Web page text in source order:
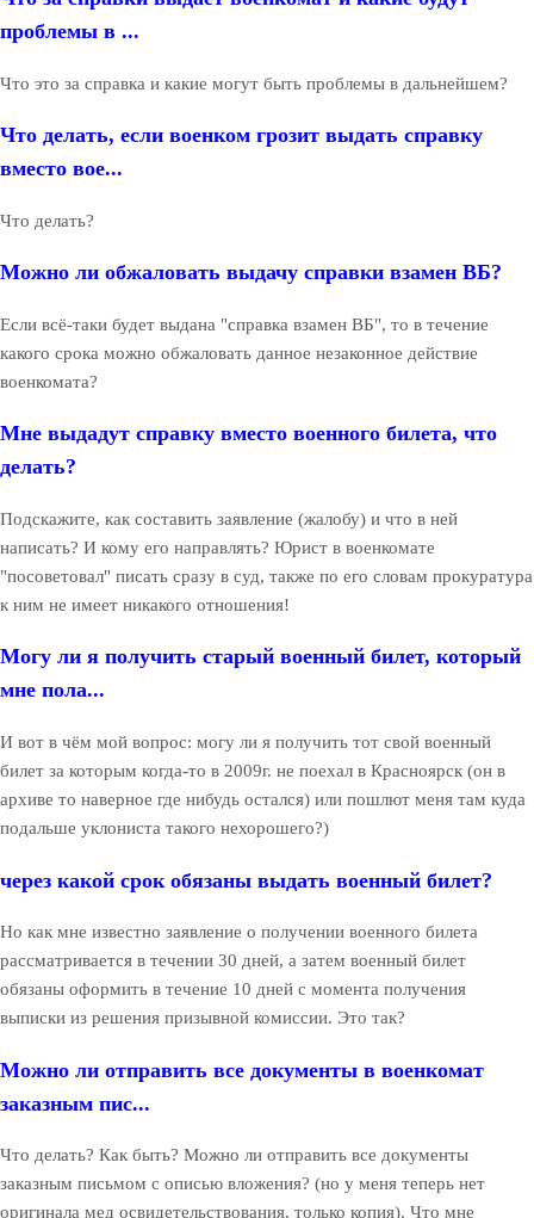
проблемы в ...
Что это за справка и какие могут быть проблемы в дальнейшем?
Что делать, если военком грозит выдать справку
вместо вое...
Что делать?
Можно ли обжаловать выдачу справки взамен ВБ?
Если всё-таки будет выдана "справка взамен ВБ", то в течение
какого срока можно обжаловать данное незаконное действие
военкомата?
Мне выдадут справку вместо военного билета, что
делать?
Подскажите, как составить заявление (жалобу) и что в ней
написать? И кому его направлять? Юрист в военкомате
"посоветовал" писать сразу в суд, также по его словам прокуратура
к ним не имеет никакого отношения!
Могу ли я получить старый военный билет, который
мне пола...
И вот в чём мой вопрос: могу ли я получить тот свой военный
билет за которым когда-то в 2009г. не поехал в Красноярск (он в
архиве то наверное где нибудь остался) или пошлют меня там куда
подальше уклониста такого нехорошего?)
через какой срок обязаны выдать военный билет?
Но как мне известно заявление о получении военного билета
рассматривается в течении 30 дней, а затем военный билет
обязаны оформить в течение 10 дней с момента получения
выписки из решения призывной комиссии. Это так?
Можно ли отправить все документы в военкомат
заказным пис...
Что делать? Как быть? Можно ли отправить все документы
заказным письмом с описью вложения? (но у меня теперь нет
оригинала мед освидетельствования, только копия). Что мне